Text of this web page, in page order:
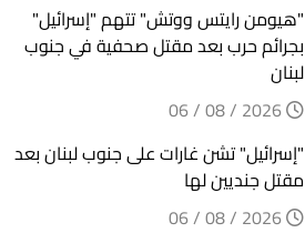
"هيومن رايتس ووتش" تتهم "إسرائيل"
بجرائم حرب بعد مقتل صحفية في جنوب
لبنان
"إسرائيل" تشن غارات على جنوب لبنان بعد
مقتل جنديين لها